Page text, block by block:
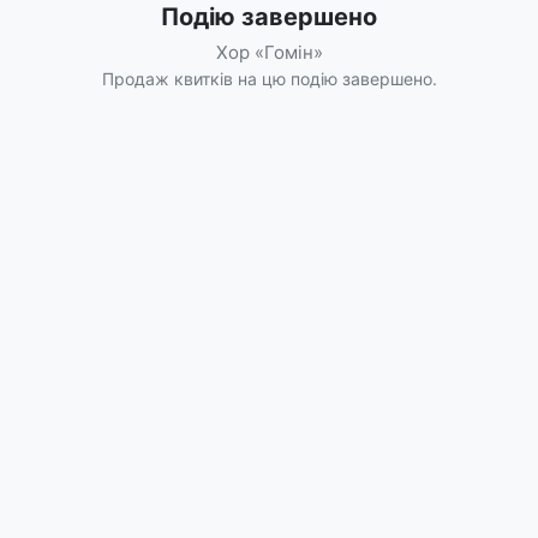
Подію завершено
Хор «Гомін»
Продаж квитків на цю подію завершено.